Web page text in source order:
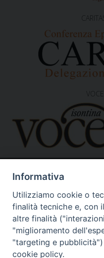
Caritas
Sede
via G. B.
Informativa
Utilizziamo cookie o
finalità tecniche e, con
altre finalità
"miglioramento
"targeting e
cookie policy.